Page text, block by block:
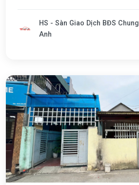
HS - Sàn Giao Dịch BĐS Chung
Anh